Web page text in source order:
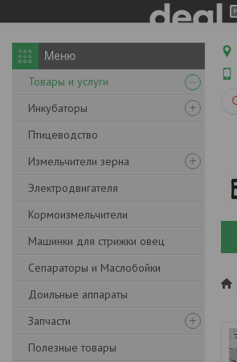
Товары и услуги
Инкубаторы
Птицеводство
Измельчители зерна
Электродвигателя
Кормоизмельчители
Машинки для стрижки овец
Сепараторы и Маслобойки
Доильные аппараты
Запчасти
Полезные товары